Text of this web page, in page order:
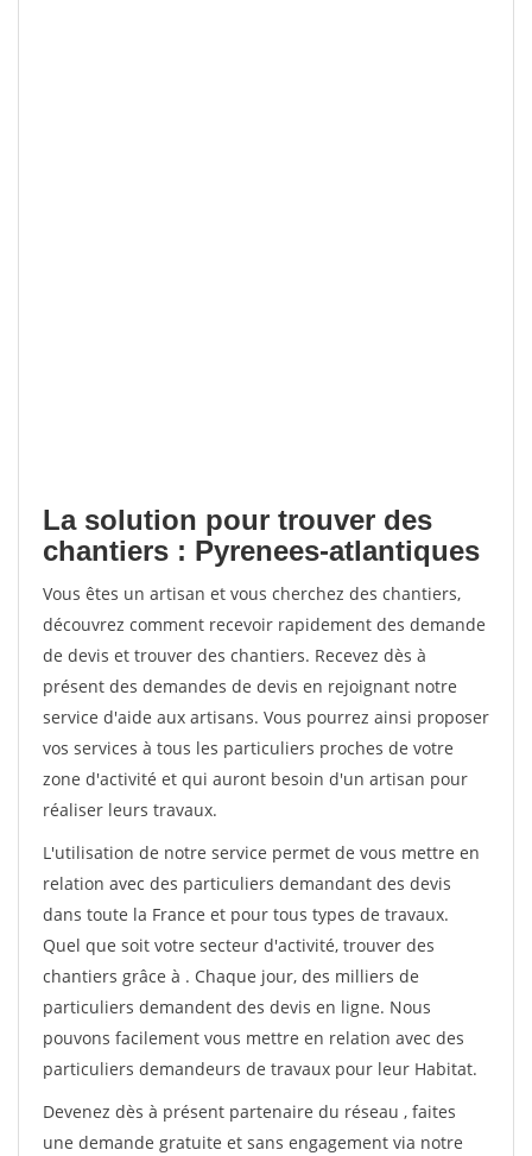
La solution pour trouver des
chantiers : Pyrenees-atlantiques
Vous êtes un artisan et vous cherchez des chantiers,
découvrez comment recevoir rapidement des demande
de devis et trouver des chantiers. Recevez dès à
présent des demandes de devis en rejoignant notre
service d'aide aux artisans. Vous pourrez ainsi proposer
vos services à tous les particuliers proches de votre
zone d'activité et qui auront besoin d'un artisan pour
réaliser leurs travaux.
L'utilisation de notre service permet de vous mettre en
relation avec des particuliers demandant des devis
dans toute la France et pour tous types de travaux.
Quel que soit votre secteur d'activité, trouver des
chantiers grâce à . Chaque jour, des milliers de
particuliers demandent des devis en ligne. Nous
pouvons facilement vous mettre en relation avec des
particuliers demandeurs de travaux pour leur Habitat.
Devenez dès à présent partenaire du réseau , faites
une demande gratuite et sans engagement via notre